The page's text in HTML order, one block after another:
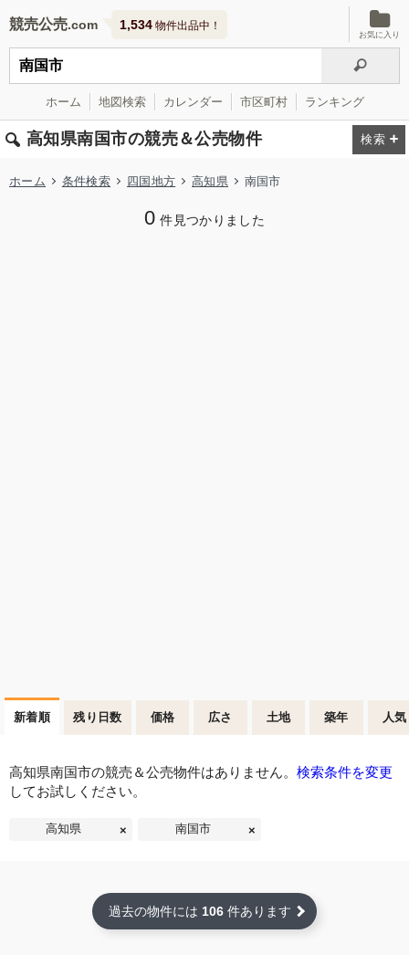
競売公売 1,534 物件出品中！
お気に入り
ホーム 地図検索 カレンダー 市区町村 ランキング
高知県南国市の競売＆公売物件
ホーム 条件検索 四国地方 高知県 南国市
0 件見つかりました
新着順 残り日数 価格 広さ 土地 築年 人気
高知県南国市の競売＆公売物件はありません。 検索条件を変更
してお試しください。
高知県 南国市
過去の物件には 106 件あります